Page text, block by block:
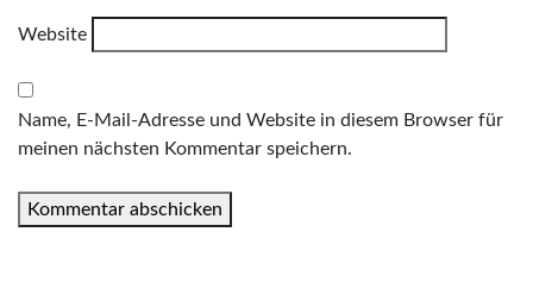
Website
Name, E-Mail-Adresse und Website in diesem Browser für
meinen nächsten Kommentar speichern.